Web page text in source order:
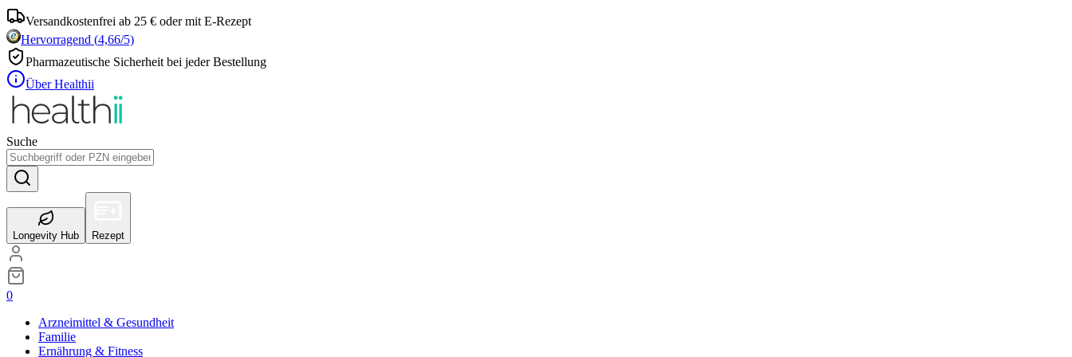
Versandkostenfrei ab 25 € oder mit E-Rezept
Hervorragend (4,66/5)
Pharmazeutische Sicherheit bei jeder Bestellung
Über Healthii
Suche
Longevity Hub Rezept
0
Arzneimittel & Gesundheit
Familie
Ernährung & Fitness